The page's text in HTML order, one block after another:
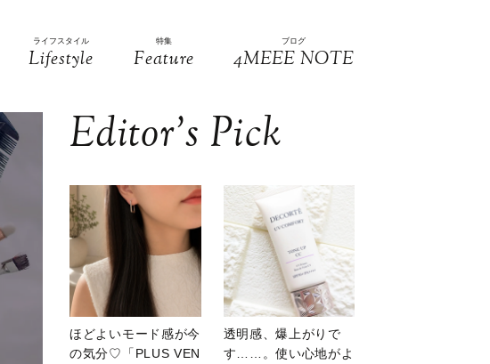
ライフスタイル
Lifestyle
特集
Feature
ブログ
4MEEE NOTE
Editor’s Pick
ほどよいモード感が今
の気分♡「PLUS VEN
透明感、爆上がりで
す……。使い心地がよ